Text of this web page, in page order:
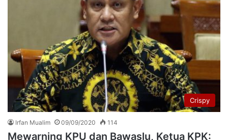
Crispy
Irfan Mualim 09/09/2020 114
Mewarning KPU dan Bawaslu, Ketua KPK: